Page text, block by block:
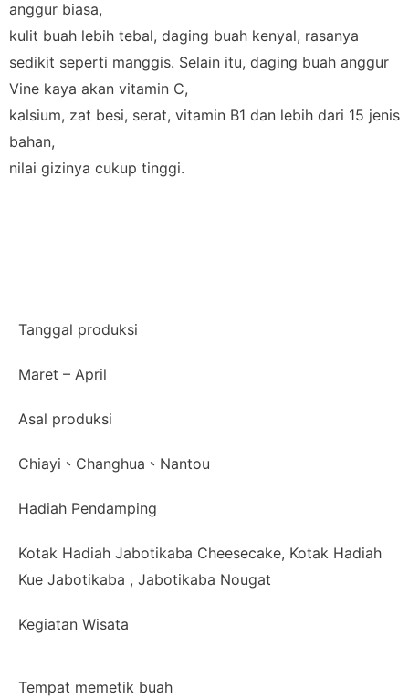
anggur biasa,
kulit buah lebih tebal, daging buah kenyal, rasanya
sedikit seperti manggis. Selain itu, daging buah anggur
Vine kaya akan vitamin C,
kalsium, zat besi, serat, vitamin B1 dan lebih dari 15 jenis
bahan,
nilai gizinya cukup tinggi.
Tanggal produksi
Maret – April
Asal produksi
Chiayi、Changhua、Nantou
Hadiah Pendamping
Kotak Hadiah Jabotikaba Cheesecake, Kotak Hadiah
Kue Jabotikaba , Jabotikaba Nougat
Kegiatan Wisata
Tempat memetik buah